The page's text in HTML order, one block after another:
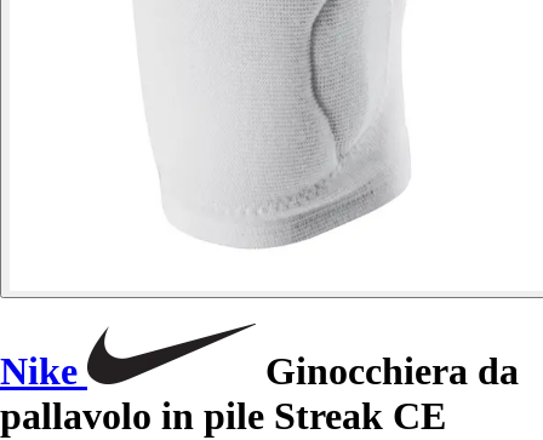
Nike
Ginocchiera da
pallavolo in pile Streak CE